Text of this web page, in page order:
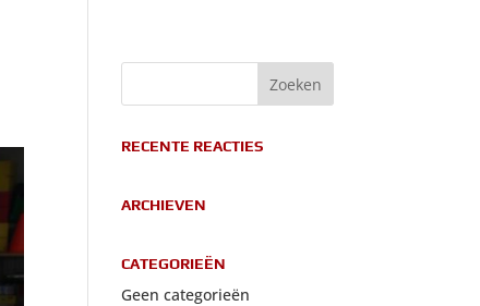
RECENTE REACTIES
ARCHIEVEN
CATEGORIEËN
Geen categorieën